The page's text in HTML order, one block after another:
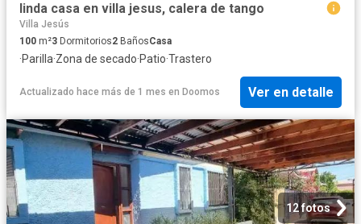
linda casa en villa jesus, calera de tango
Villa Jesús
100 m²3 Dormitorios2 BañosCasa
·Parilla·Zona de secado·Patio·Trastero
Actualizado hace más de 1 mes en Doomos Ver en detalle
12 fotos